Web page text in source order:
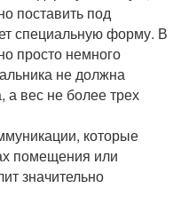
поставить под
специальную форму. В
просто немного
не должна
а вес не более трех
которые
помещения или
значительно